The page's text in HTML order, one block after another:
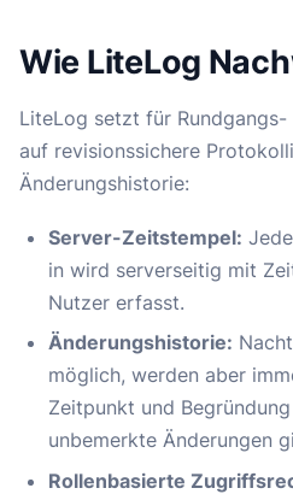
Wie LiteLog
LiteLog setzt für
auf revisionssichere
Änderungshistorie:
Server-Zeitstempel:
in wird serverseitig mit
Nutzer erfasst.
Änderungshistorie:
möglich, werden aber
Zeitpunkt und
unbemerkte Änderungen
Rollenbasierte